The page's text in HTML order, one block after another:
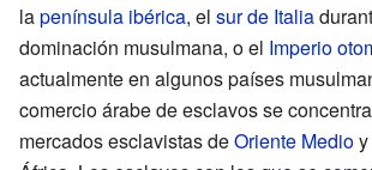
lapenínsula ibérica, el sur de Italia
dominación musulmana, o el Imperio
actualmente en algunos países
comercio árabe de esclavos se
mercados esclavistas deOriente Medio